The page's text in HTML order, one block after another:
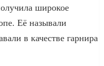
широкое
Её называли
в качестве гарнира